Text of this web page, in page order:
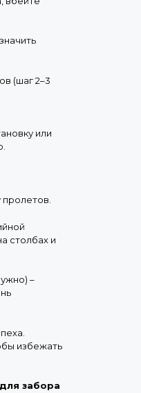
(шаг 2–3
или
столбах и
–
избежать
забора